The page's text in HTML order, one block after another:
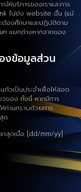
ห้บริการของเราและการ
ไปยัง website อื่น (แม้
ต้องศึกษาและปฏิบัติตาม
ๆ แยกต่างหากจากของ
งข้อมูลส่วน
ตัวเป็นประจำเพื่อให้สอด
ของ ทั้งนี้ หากมีการ
ท่านทราบด้วยการ
ด
าสุดเมื่อ [dd/mm/yy]